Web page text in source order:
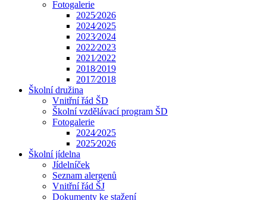
Fotogalerie
2025⁄2026
2024⁄2025
2023⁄2024
2022⁄2023
2021⁄2022
2018⁄2019
2017⁄2018
Školní družina
Vnitřní řád ŠD
Školní vzdělávací program ŠD
Fotogalerie
2024⁄2025
2025⁄2026
Školní jídelna
Jídelníček
Seznam alergenů
Vnitřní řád ŠJ
Dokumenty ke stažení